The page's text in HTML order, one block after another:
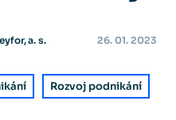
a. s. 26. 01. 2023
Rozvoj podnikání